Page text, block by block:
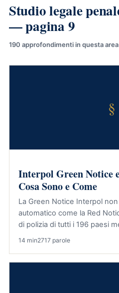
Studio legale
— pagina 9
190 approfondimenti in questa area
§
Interpol Green Notice
Cosa Sono e Come
La Green Notice Interpol
automatico come la Red
di polizia di tutti i 196 paesi
14 min2717 parole